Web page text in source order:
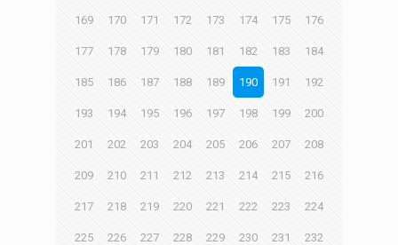
169 170 171 172 173 174 175 176
177 178 179 180 181 182 183 184
185 186 187 188 189 190 191 192
193 194 195 196 197 198 199 200
201 202 203 204 205 206 207 208
209 210 211 212 213 214 215 216
217 218 219 220 221 222 223 224
225 226 227 228 229 230 231 232